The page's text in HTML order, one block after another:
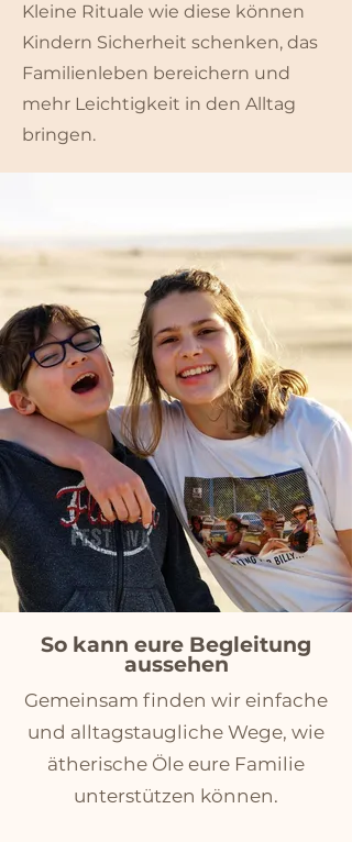
Kleine Rituale wie diese können
Kindern Sicherheit schenken, das
Familienleben bereichern und
mehr Leichtigkeit in den Alltag
bringen.
So kann eure Begleitung
aussehen
Gemeinsam finden wir einfache
und alltagstaugliche Wege, wie
ätherische Öle eure Familie
unterstützen können.